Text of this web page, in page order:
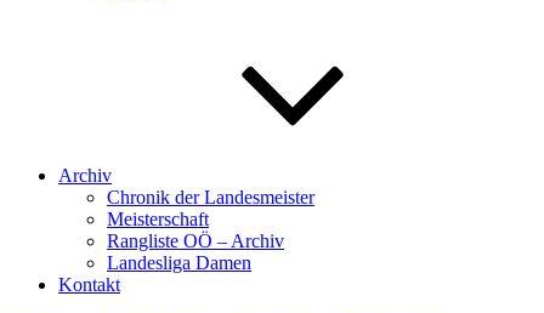
Archiv
Chronik der Landesmeister
Meisterschaft
Rangliste OÖ – Archiv
Landesliga Damen
Kontakt